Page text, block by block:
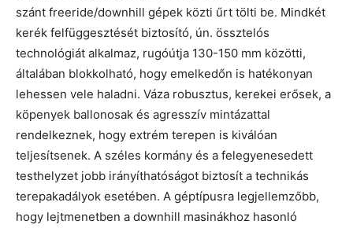
szánt freeride/downhill gépek közti űrt tölti be. Mindkét
kerék felfüggesztését biztosító, ún. össztelós
technológiát alkalmaz, rugóútja 130-150 mm közötti,
általában blokkolható, hogy emelkedőn is hatékonyan
lehessen vele haladni. Váza robusztus, kerekei erősek, a
köpenyek ballonosak és agresszív mintázattal
rendelkeznek, hogy extrém terepen is kiválóan
teljesítsenek. A széles kormány és a felegyenesedett
testhelyzet jobb irányíthatóságot biztosít a technikás
terepakadályok esetében. A géptípusra legjellemzőbb,
hogy lejtmenetben a downhill masinákhoz hasonló